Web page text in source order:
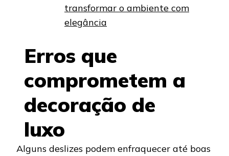
transformar o ambiente com
elegância
Erros que
comprometem a
decoração de
luxo
Alguns deslizes podem enfraquecer até boas